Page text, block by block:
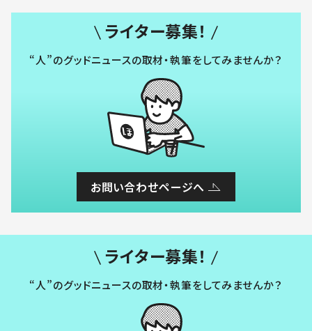
ライター募集！
“人”のグッドニュースの取材・執筆をしてみませんか？
お問い合わせページへ
ライター募集！
“人”のグッドニュースの取材・執筆をしてみませんか？